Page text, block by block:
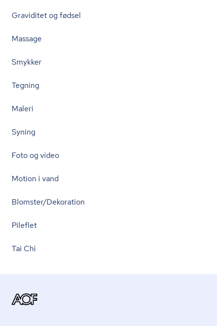
Graviditet og fødsel
Massage
Smykker
Tegning
Maleri
Syning
Foto og video
Motion i vand
Blomster/Dekoration
Pileflet
Tai Chi